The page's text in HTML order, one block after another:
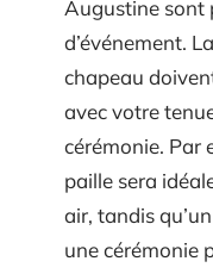
Augustine sont
d’événement.
chapeau
avec votre
cérémonie. Par
paille sera
air, tandis
une cérémonie